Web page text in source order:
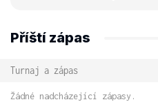
Příští zápas
Turnaj a zápas
Žádné nadcházející zápasy.